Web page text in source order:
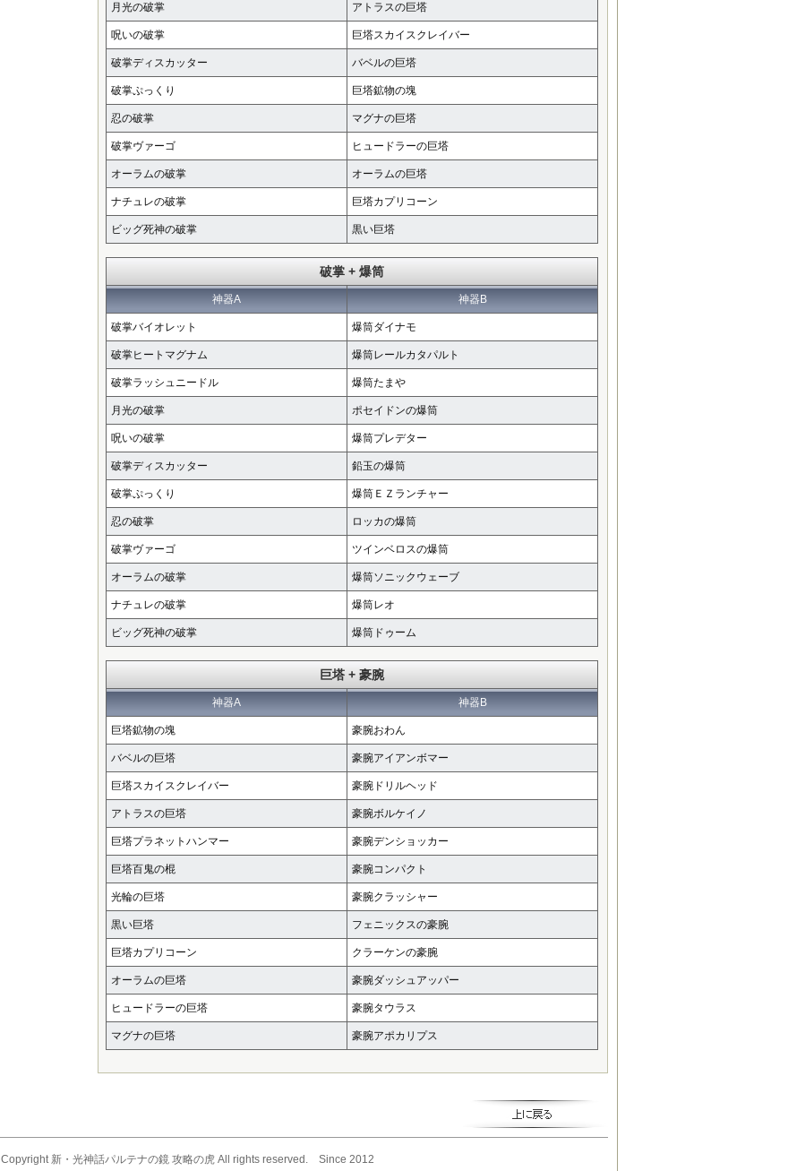
月光の破掌 アトラスの巨塔
呪いの破掌 巨塔スカイスクレイバー
破掌ディスカッター バベルの巨塔
破掌ぷっくり 巨塔鉱物の塊
忍の破掌 マグナの巨塔
破掌ヴァーゴ ヒュードラーの巨塔
オーラムの破掌 オーラムの巨塔
ナチュレの破掌 巨塔カプリコーン
ビッグ死神の破掌 黒い巨塔
破掌 + 爆筒
神器A 神器B
破掌バイオレット 爆筒ダイナモ
破掌ヒートマグナム 爆筒レールカタパルト
破掌ラッシュニードル 爆筒たまや
月光の破掌 ポセイドンの爆筒
呪いの破掌 爆筒プレデター
破掌ディスカッター 鉛玉の爆筒
破掌ぷっくり 爆筒ＥＺランチャー
忍の破掌 ロッカの爆筒
破掌ヴァーゴ ツインベロスの爆筒
オーラムの破掌 爆筒ソニックウェーブ
ナチュレの破掌 爆筒レオ
ビッグ死神の破掌 爆筒ドゥーム
巨塔 + 豪腕
神器A 神器B
巨塔鉱物の塊 豪腕おわん
バベルの巨塔 豪腕アイアンボマー
巨塔スカイスクレイバー 豪腕ドリルヘッド
アトラスの巨塔 豪腕ボルケイノ
巨塔プラネットハンマー 豪腕デンショッカー
巨塔百鬼の棍 豪腕コンパクト
光輪の巨塔 豪腕クラッシャー
黒い巨塔 フェニックスの豪腕
巨塔カプリコーン クラーケンの豪腕
オーラムの巨塔 豪腕ダッシュアッパー
ヒュードラーの巨塔 豪腕タウラス
マグナの巨塔 豪腕アポカリプス
Copyright 新・光神話パルテナの鏡 攻略の虎 All rights reserved. Since 2012